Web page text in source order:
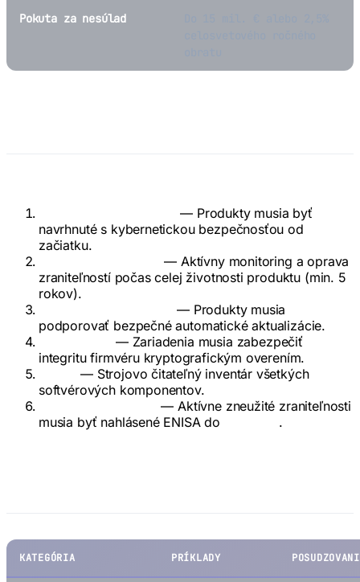
Pokuta za nesúlad
— Produkty musia byť
navrhnuté s kybernetickou bezpečnosťou od
začiatku.
— Aktívny monitoring a oprava
zraniteľností počas celej životnosti produktu (min. 5
rokov).
— Produkty musia
podporovať bezpečné automatické aktualizácie.
— Zariadenia musia zabezpečiť
integritu firmvéru kryptografickým overením.
— Strojovo čitateľný inventár všetkých
softvérových komponentov.
— Aktívne zneužité zraniteľnosti
musia byť nahlásené ENISA do
.
KATEGÓRIA PRÍKLADY